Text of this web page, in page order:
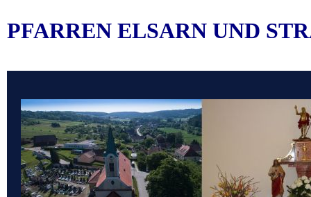
PFARREN ELSARN UND